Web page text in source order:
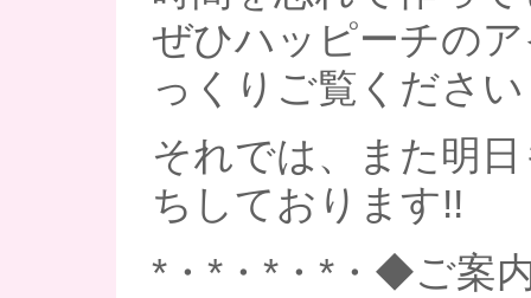
ぜひハッピーチの
っくりご覧くださ
それでは、また明
ちしております!!
*・*・*・*・◆ご案